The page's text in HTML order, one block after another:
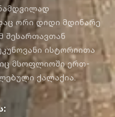
ორი დიდი მდინარე
შესართავთან
ისტორიითა
მსოფლიოში ერთ-
ქალაქია.